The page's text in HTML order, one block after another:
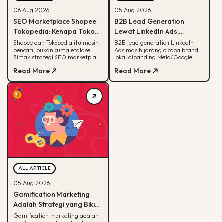
06 Aug 2026
SEO Marketplace Shopee
Tokopedia: Kenapa Toko
Online-mu Perlu Lebih dari
Sekadar Etalase
Shopee dan Tokopedia itu mesin
pencari, bukan cuma etalase.
Simak strategi SEO marketplace
produkmu lebih mudah
ditemukan.
Read More
05 Aug 2026
B2B Lead Generation
Lewat LinkedIn Ads,
Strategi yang Masih
Jarang Dicoba Brand
Lokal
B2B lead generation LinkedIn
Ads masih jarang dicoba brand
lokal dibanding Meta/Google
unggul buat B2B dan cara
eksekusinya.
Read More
ALL ARTICLE
05 Aug 2026
Gamification Marketing
Adalah Strategi yang Bikin
Konsumen Betah, Ini Cara
Gamification marketing adalah